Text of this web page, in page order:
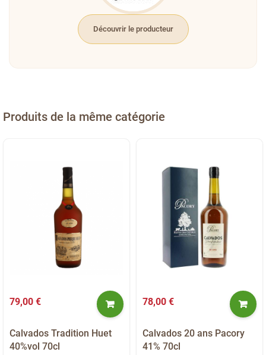
Découvrir le producteur
Produits de la même catégorie
79,00 €
Calvados Tradition Huet
40%vol 70cl
78,00 €
Calvados 20 ans Pacory
41% 70cl